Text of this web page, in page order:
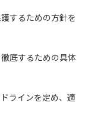
するための方針を
底するための具体
ラインを定め、適